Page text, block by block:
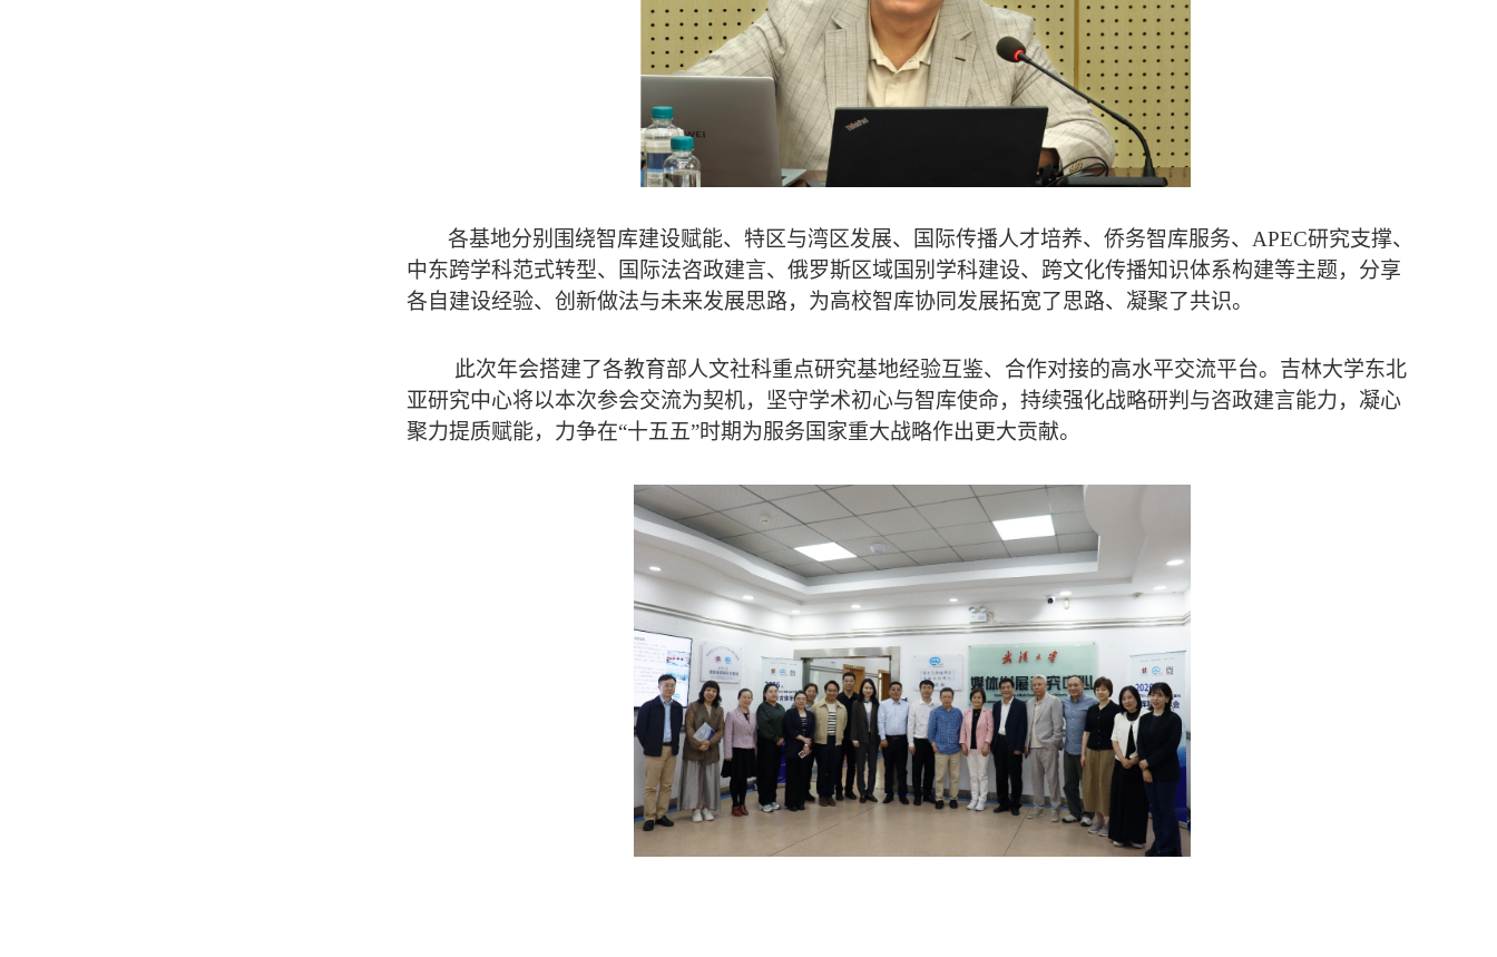
各基地分别围绕智库建设赋能、特区与湾区发展、国际传播人才培养、侨务智库服务、APEC研究支撑、
中东跨学科范式转型、国际法咨政建言、俄罗斯区域国别学科建设、跨文化传播知识体系构建等主题，分享
各自建设经验、创新做法与未来发展思路，为高校智库协同发展拓宽了思路、凝聚了共识。
此次年会搭建了各教育部人文社科重点研究基地经验互鉴、合作对接的高水平交流平台。吉林大学东北
亚研究中心将以本次参会交流为契机，坚守学术初心与智库使命，持续强化战略研判与咨政建言能力，凝心
聚力提质赋能，力争在“十五五”时期为服务国家重大战略作出更大贡献。